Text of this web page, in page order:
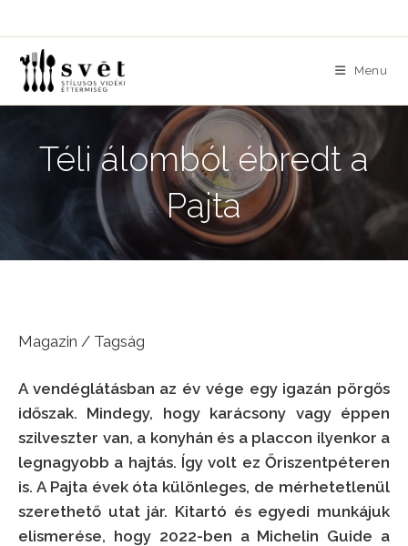
content
Menu
Téli álomból ébredt a
Pajta
Magazin / Tagság
A vendéglátásban az év vége egy igazán pörgős
időszak. Mindegy, hogy karácsony vagy éppen
szilveszter van, a konyhán és a placcon ilyenkor a
legnagyobb a hajtás. Így volt ez Őriszentpéteren
is. A Pajta évek óta különleges, de mérhetetlenül
szerethető utat jár. Kitartó és egyedi munkájuk
elismerése, hogy 2022-ben a Michelin Guide a